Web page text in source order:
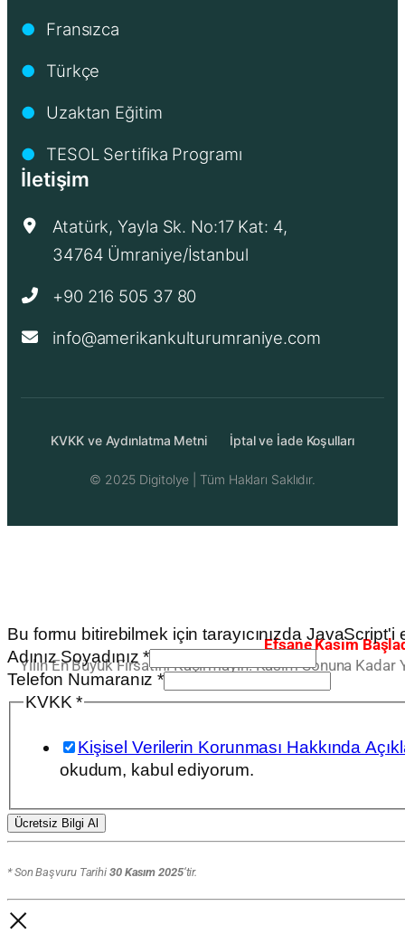
● Fransızca
● Türkçe
● Uzaktan Eğitim
● TESOL Sertifika Programı
İletişim
Atatürk, Yayla Sk. No:17 Kat: 4,
34764 Ümraniye/İstanbul
+90 216 505 37 80
info@amerikankulturumraniye.com
KVKK ve Aydınlatma Metni İptal ve İade Koşulları
© 2025 Digitolye | Tüm Hakları Saklıdır.
Efsane Kasım
Yılın En Büyük Fırsatını Kaçırmayın. Kasım Sonuna
Bu formu bitirebilmek için tarayıcınızda JavaScript'i
Adınız Soyadınız*
Telefon Numaranız*
Telefon
Adınız
KVKK*
Kişisel Verilerin Korunması Hakkında
okudum, kabul ediyorum.
Ücretsiz Bilgi Al
* Son Başvuru Tarihi 30 Kasım 2025‘tir.